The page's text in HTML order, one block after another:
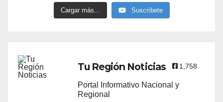
Cargar más... Suscríbete
Tu Región Noticias 1,758
Portal Informativo Nacional y
Regional